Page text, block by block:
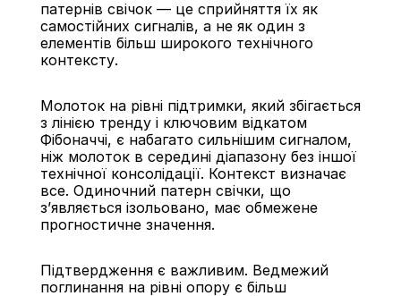
патернів свічок — це сприйняття їх як
самостійних сигналів, а не як один з
елементів більш широкого технічного
контексту.
Молоток на рівні підтримки, який збігається
з лінією тренду і ключовим відкатом
Фібоначчі, є набагато сильнішим сигналом,
ніж молоток в середині діапазону без іншої
технічної консолідації. Контекст визначає
все. Одиночний патерн свічки, що
з’являється ізольовано, має обмежене
прогностичне значення.
Підтвердження є важливим. Ведмежий
поглинання на рівні опору є більш